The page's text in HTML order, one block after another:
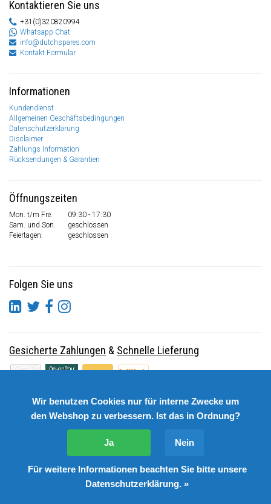
Kontaktieren Sie uns
+31(0)320820994
Whatsapp Chat
info@dutchspares.com
Kontakt Formular
Informationen
Kundendienst
Allgemeinen Geschäftsbedingungen
Datenschutzerklärung
Disclaimer
Zahlungs Information
Rücksendungen & Garantien
Öffnungszeiten
Mon. t/m Fre.
09:30 - 17:30
Sam. und Son.
geschlossen
Feiertagen:
geschlossen
Folgen Sie uns
Gesicherte Zahlungen & Schnelle Lieferung
© Copyright 2026 DutchSpares B.V. - Design byWebdinge.nl
DutchSpares B.V. word beoordeeld met: 9,9/10 (2541
Wir benutzen Cookies nur für interne Zwecke um
den Webshop zu verbessern. Ist das in Ordnung?
Ja Nein
Für weitere Informationen beachten Sie bitte unsere
Datenschutzerklärung. »